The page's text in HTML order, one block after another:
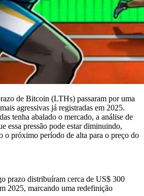
de Bitcoin (LTHs) passaram por uma
agressivas já registradas em 2025.
tenha abalado o mercado, a análise de
essa pressão pode estar diminuindo,
o próximo período de alta para o preço do
prazo distribuíram cerca de US$ 300
2025, marcando uma redefinição